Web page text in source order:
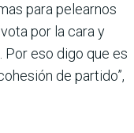
para pelearnos
por la cara y
eso digo que es
de partido”,